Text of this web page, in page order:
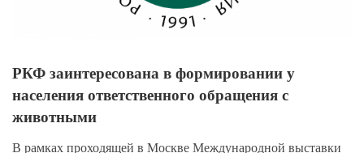
РКФ заинтересована в формировании у
населения ответственного обращения с
животными
В рамках проходящей в Москве Международной выставки